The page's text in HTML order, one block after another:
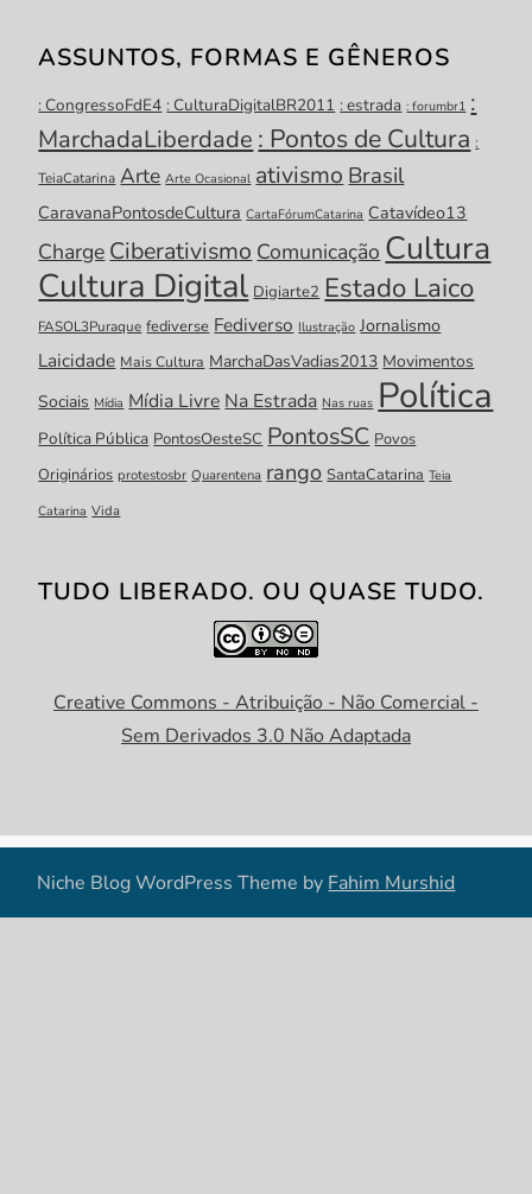
ASSUNTOS, FORMAS E GÊNEROS
: CongressoFdE4 : CulturaDigitalBR2011 : estrada : forumbr1 :
MarchadaLiberdade : Pontos de Cultura :
TeiaCatarina Arte Arte Ocasional ativismo Brasil
CaravanaPontosdeCultura CartaFórumCatarina Catavídeo13
Charge Ciberativismo Comunicação Cultura
Cultura Digital Digiarte2 Estado Laico
FASOL3Puraque fediverse Fediverso Ilustração Jornalismo
Laicidade Mais Cultura MarchaDasVadias2013 Movimentos
Sociais Mídia Mídia Livre Na Estrada Nas ruas Política
Política Pública PontosOesteSC PontosSC Povos
Originários protestosbr Quarentena rango SantaCatarina Teia
Catarina Vida
TUDO LIBERADO. OU QUASE TUDO.
Creative Commons - Atribuição - Não Comercial -
Sem Derivados 3.0 Não Adaptada
Niche Blog WordPress Theme by Fahim Murshid